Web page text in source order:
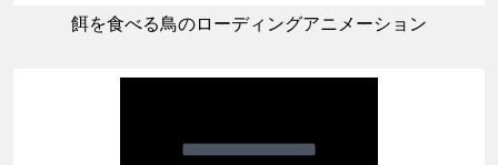
餌を食べる鳥のローディングアニメーション